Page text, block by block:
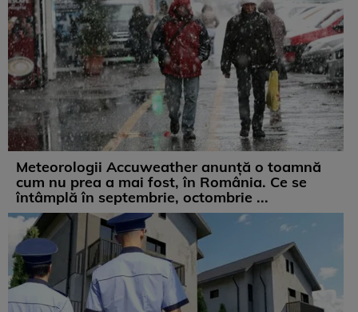
Meteorologii Accuweather anunță o toamnă
cum nu prea a mai fost, în România. Ce se
întâmplă în septembrie, octombrie ...